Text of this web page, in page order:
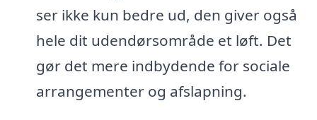
ser ikke kun bedre ud, den giver også
hele dit udendørsområde et løft. Det
gør det mere indbydende for sociale
arrangementer og afslapning.